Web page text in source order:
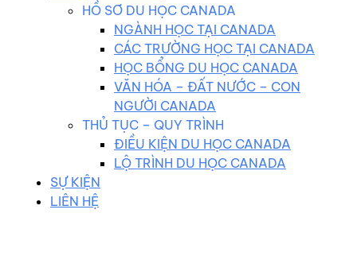
HỒ SƠ DU HỌC CANADA
NGÀNH HỌC TẠI CANADA
CÁC TRƯỜNG HỌC TẠI CANADA
HỌC BỔNG DU HỌC CANADA
VĂN HÓA – ĐẤT NƯỚC – CON
NGƯỜI CANADA
THỦ TỤC – QUY TRÌNH
ĐIỀU KIỆN DU HỌC CANADA
LỘ TRÌNH DU HỌC CANADA
SỰ KIỆN
LIÊN HỆ